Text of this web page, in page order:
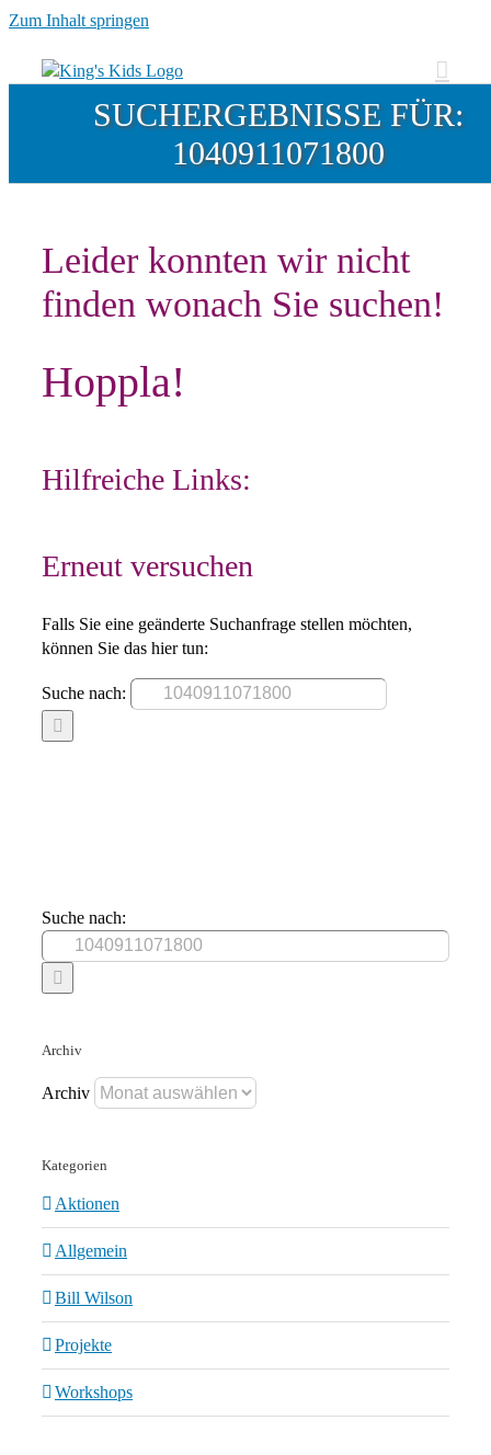
Zum Inhalt springen
SUCHERGEBNISSE FÜR:
1040911071800
Leider konnten wir nicht
finden wonach Sie suchen!
Hoppla!
Hilfreiche Links:
Erneut versuchen
Falls Sie eine geänderte Suchanfrage stellen möchten,
können Sie das hier tun:
Suche nach:
Suche nach:
Archiv
Archiv
Kategorien
Aktionen
Allgemein
Bill Wilson
Projekte
Workshops